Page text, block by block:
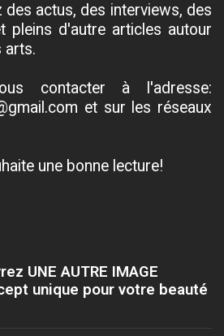
actus, des interviews, des
pleins d'autre articles autour
arts.
contacter à l'adresse:
et sur les réseaux
une bonne lecture!
UNE AUTRE IMAGE
unique pour votre beauté